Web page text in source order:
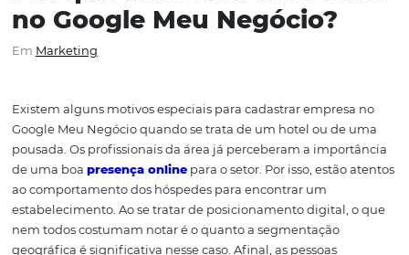
Por que cadastrar meu
no Google Meu Negócio?
EmMarketing
Existem alguns motivos especiais para cadastrar
Google Meu Negócio quando se trata de um hotel ou
pousada. Os profissionais da área já perceberam a